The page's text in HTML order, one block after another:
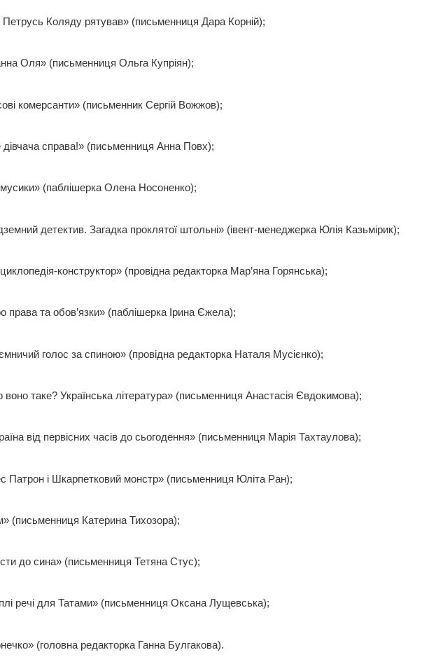
Коляду рятував» (письменниця Дара Корній);
Оля» (письменниця Ольга Купріян);
комерсанти» (письменник Сергій Вожжов);
справа!» (письменниця Анна Повх);
(паблішерка Олена Носоненко);
детектив. Загадка проклятої штольні» (івент-менеджерка Юлія Казьмірик);
конструктор» (провідна редакторка Мар’яна Горянська);
права та обов’язки» (паблішерка Ірина Єжела);
голос за спиною» (провідна редакторка Наталя Мусієнко);
таке? Українська література» (письменниця Анастасія Євдокимова);
від первісних часів до сьогодення» (письменниця Марія Тахтаулова);
Патрон і Шкарпетковий монстр» (письменниця Юліта Ран);
(письменниця Катерина Тихозора);
до сина» (письменниця Тетяна Стус);
речі для Татами» (письменниця Оксана Лущевська);
(головна редакторка Ганна Булгакова).